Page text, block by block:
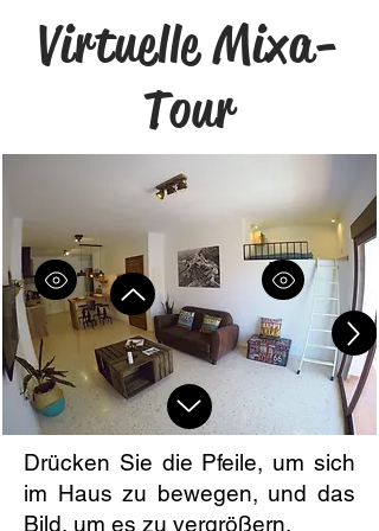
Virtuelle Mixa-
Tour
Drücken Sie die Pfeile, um sich
im Haus zu bewegen, und das
Bild, um es zu vergrößern.